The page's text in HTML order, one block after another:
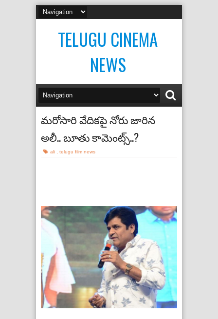
TELUGU CINEMA
NEWS
మరోసారి వేదికపై నోరు జారిన
అలీ.. బూతు కామెంట్స్..?
ali telugu film news